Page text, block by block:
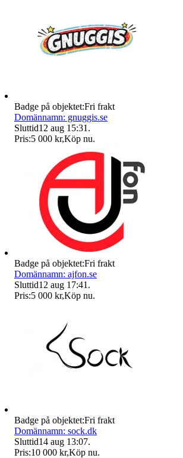
Badge på objektet:Fri frakt
Domännamn: gnuggis.se
Sluttid12 aug 15:31 .
Pris:5 000 kr,Köp nu.
Badge på objektet:Fri frakt
Domännamn: ajfon.se
Sluttid12 aug 17:41 .
Pris:5 000 kr,Köp nu.
Badge på objektet:Fri frakt
Domännamn: sock.dk
Sluttid14 aug 13:07.
Pris:10 000 kr,Köp nu.